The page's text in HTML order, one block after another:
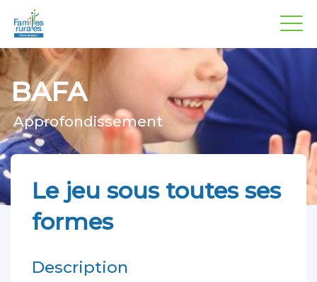
contenu
principal
BAFA
Approfondissement
Le jeu sous toutes ses
formes
Description
Panneau de gestion des cookies